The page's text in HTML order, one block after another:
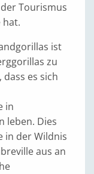
Tourismus
hat.
ist
zu
es sich
in
leben. Dies
in der Wildnis
aus an